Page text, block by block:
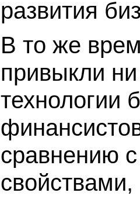
развития
В то же
привыкли
технологии
сравнению